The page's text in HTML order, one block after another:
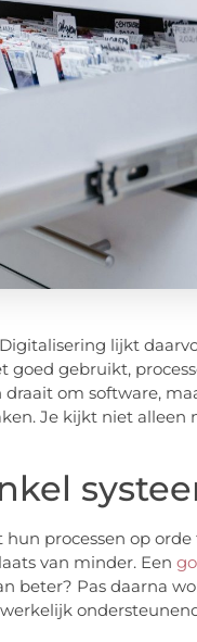
lijkt
gebruikt,
om software,
Je kijkt niet alleen
processen op
van minder. Een
beter? Pas daarna